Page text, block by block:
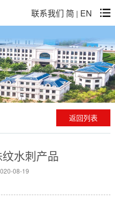
联系我们 简 | EN
返回列表
水刺产品
08-19